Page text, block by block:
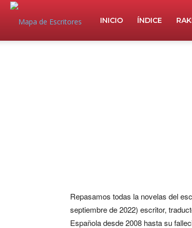
Mapa
INICIO ÍNDICE
Repasamos todas la novelas del
septiembre de 2022) escritor,
Española desde 2008 hasta su